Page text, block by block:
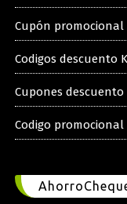
Cupón promocional
Codigos descuento
Cupones descuento
Codigo promocional